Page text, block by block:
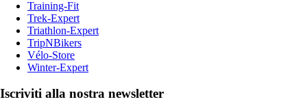
Training-Fit
Trek-Expert
Triathlon-Expert
TripNBikers
Vélo-Store
Winter-Expert
Iscriviti alla nostra newsletter